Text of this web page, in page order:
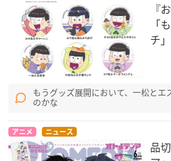
『
「
チ
もうグッズ展開において、一松と
のかな
アニメ ニュース
品